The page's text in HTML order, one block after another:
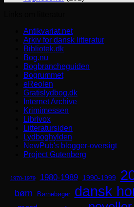
Antikvariat.net
Arkiv for dansk litteratur
Bibliotek.dk
Bog.nu
Bogbrancheguiden
Bogrummet
eReolen
Gratislydbog.dk
Internet Archive
Krimimessen
Librivox
Litteratursiden
Lydboghylden
NewPub's blogger-oversigt
Project Gutenberg
1970-1979 1980-1989 1990-1999
børn Børnebøger dansk